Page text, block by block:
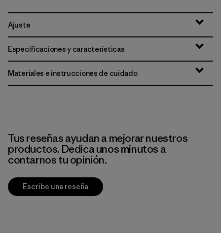
Ajuste
Especificaciones y características
Materiales e instrucciones de cuidado
Tus reseñas ayudan a mejorar nuestros
productos. Dedica unos minutos a
contarnos tu opinión.
Escribe una reseña